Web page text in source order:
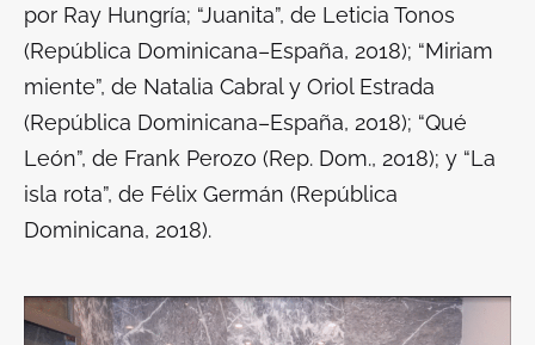
por Ray Hungría; “Juanita”, de Leticia Tonos
(República Dominicana–España, 2018); “Miriam
miente”, de Natalia Cabral y Oriol Estrada
(República Dominicana–España, 2018); “Qué
León”, de Frank Perozo (Rep. Dom., 2018); y “La
isla rota”, de Félix Germán (República
Dominicana, 2018).